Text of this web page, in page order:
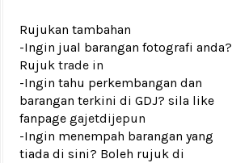
Rujukan tambahan
-Ingin jual barangan fotografi anda?
Rujuk trade in
-Ingin tahu perkembangan dan
barangan terkini di GDJ? sila like
fanpage gajetdijepun
-Ingin menempah barangan yang
tiada di sini? Boleh rujuk di